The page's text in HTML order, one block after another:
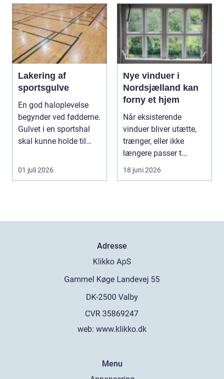
Lakering af
sportsgulve
En god haloplevelse
begynder ved fødderne.
Gulvet i en sportshal
skal kunne holde til
01 juli 2026
Nye vinduer i
Nordsjælland kan
forny et hjem
Når eksisterende
vinduer bliver utætte,
trænger, eller ikke
længere passer t...
18 juni 2026
Adresse
web: www.klikko.dk
Menu